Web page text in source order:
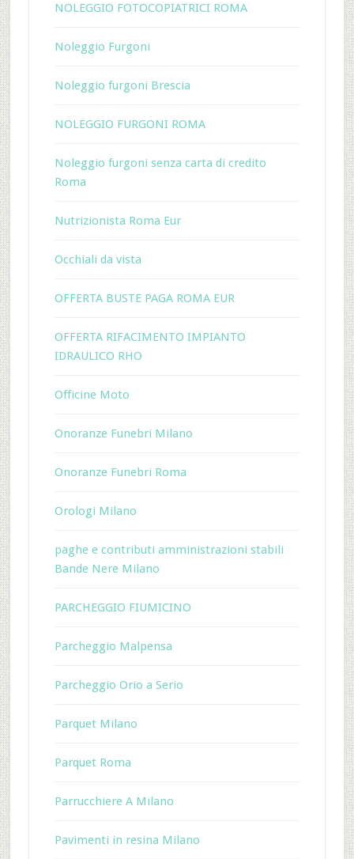
NOLEGGIO FOTOCOPIATRICI ROMA
Noleggio Furgoni
Noleggio furgoni Brescia
NOLEGGIO FURGONI ROMA
Noleggio furgoni senza carta di credito
Roma
Nutrizionista Roma Eur
Occhiali da vista
OFFERTA BUSTE PAGA ROMA EUR
OFFERTA RIFACIMENTO IMPIANTO
IDRAULICO RHO
Officine Moto
Onoranze Funebri Milano
Onoranze Funebri Roma
Orologi Milano
paghe e contributi amministrazioni stabili
Bande Nere Milano
PARCHEGGIO FIUMICINO
Parcheggio Malpensa
Parcheggio Orio a Serio
Parquet Milano
Parquet Roma
Parrucchiere A Milano
Pavimenti in resina Milano